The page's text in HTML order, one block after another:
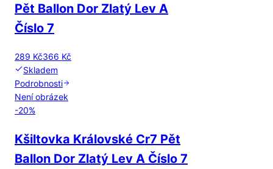
Pět Ballon Dor Zlatý Lev A
Číslo 7
289 Kč366 Kč
Skladem
Podrobnosti
Není obrázek
-20%
Kšiltovka Královské Cr7 Pět
Ballon Dor Zlatý Lev A Číslo 7